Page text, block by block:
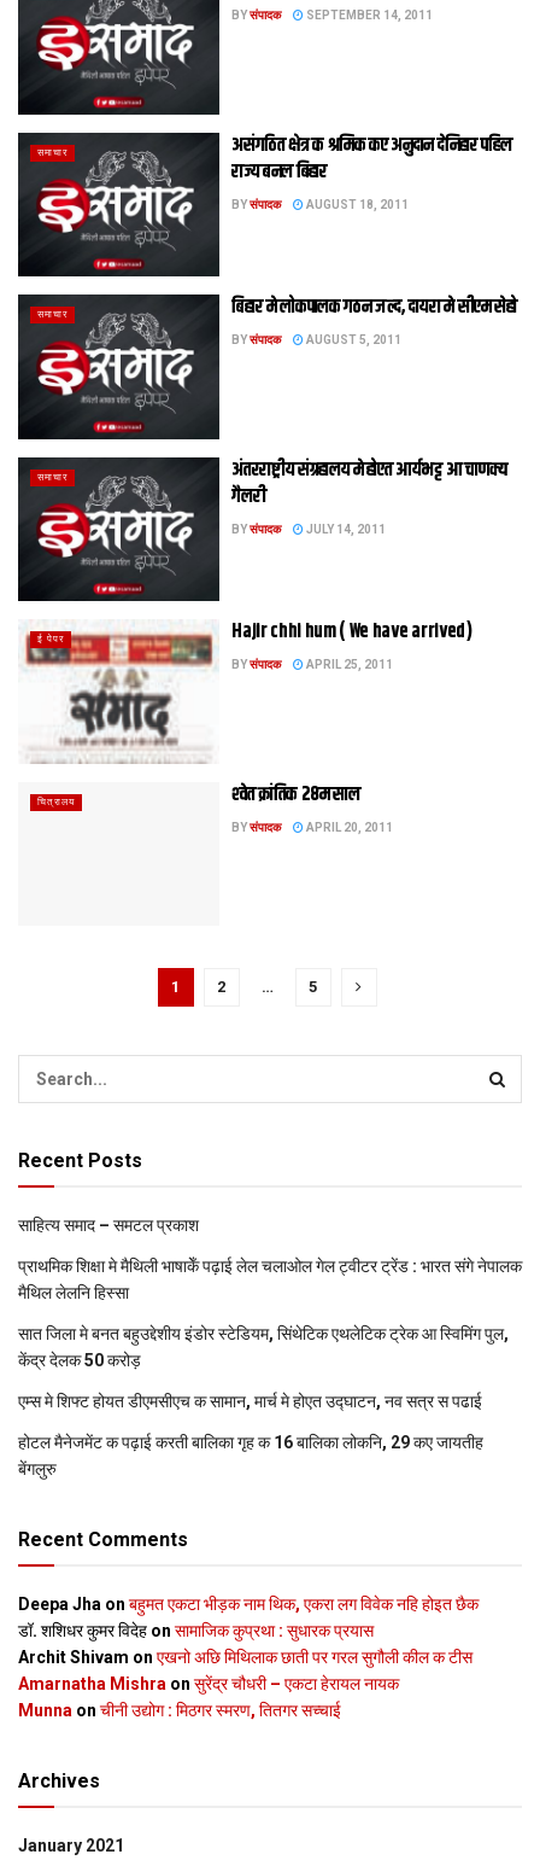
BYसंपादक SEPTEMBER 14, 2011
समाचार
असंगठित क्षेत्र क श्रमिक कए अनुदान देनिहार पहिल
राज्‍य बनल बिहार
BYसंपादक AUGUST 18, 2011
समाचार बिहार मे लोकपालक गठन जल्‍द, दायरा मे सीएम सेहो
BYसंपादक AUGUST 5, 2011
समाचार
अंतरराष्ट्रीय संग्रहालय मे होएत आर्यभट्ट आ चाणक्य
गैलरी
BYसंपादक JULY 14, 2011
ई पेपर Hajir chhi hum ( We have arrived)
BYसंपादक APRIL 25, 2011
चित्रालय श्‍वेत क्रांतिक 28म साल
BYसंपादक APRIL 20, 2011
1 2 … 5
Recent Posts
साहित्य समाद – समटल प्रकाश
प्राथमिक शि‍क्षा मे मैथि‍ली भाषाकेँ पढ़ाई लेल चलाओल गेल ट्वीटर ट्रेंड : भारत संगे नेपालक
मैथिल लेलनि हिस्सा
सात जिला मे बनत बहुउद्देशीय इंडोर स्‍टेडि‍यम, सिंथेटिक एथलेटिक ट्रेक आ स्विमिंग पुल,
केंद्र देलक 50 करोड़
एम्स मे शिफ्ट होयत डीएमसीएच क सामान, मार्च मे होएत उद्घाटन, नव सत्र स पढाई
होटल मैनेजमेंट क पढ़ाई करती बालिका गृह क 16 बालिका लोकनि, 29 कए जायतीह
बेंगलुरु
Recent Comments
Deepa Jha on बहुमत एकटा भीड़क नाम थिक, एकरा लग विवेक नहि होइत छैक
डॉ. शशिधर कुमर विदेह on सामाजिक कुप्रथा : सुधारक प्रयास
Archit Shivam on एखनो अछि मिथिलाक छाती पर गरल सुगौली कील क टीस
Amarnatha Mishra on सुरेंद्र चौधरी – एकटा हेरायल नायक
Munna on चीनी उद्योग : मिठगर स्‍मरण, तितगर सच्‍चाई
Archives
January 2021